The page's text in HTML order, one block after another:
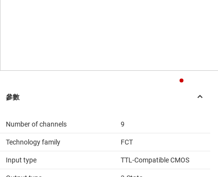
Number of channels 9
Technology family FCT
Input type TTL-Compatible CMOS